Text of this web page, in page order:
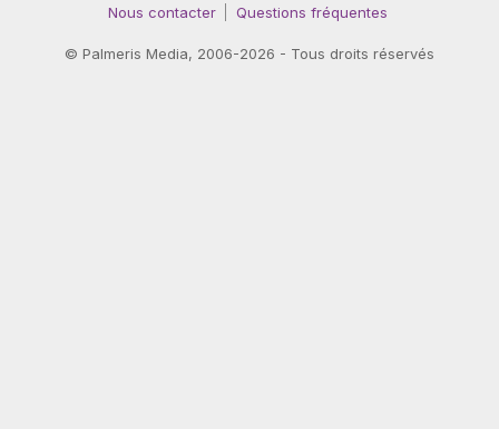
Nous contacter
Questions fréquentes
© Palmeris Media, 2006-2026 - Tous droits réservés